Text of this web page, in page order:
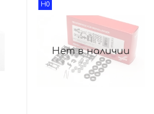
Нет в наличии
H0